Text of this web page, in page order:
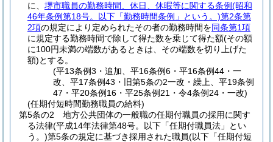
に、 堺市職員の勤務時間、休日、休暇等に関する条例(昭和
46年条例第18号。以下「勤務時間条例」という。)第2条第
2項の規定により定められたその者の勤務時間を同条第1項
に規定する勤務時間で除して得た数を乗じて得た額(その額
に100円未満の端数があるときは、その端数を切り上げた
額)とする。
(平13条例3・追加、平16条例6・平16条例44・一
改、平17条例43・旧第5条の2一改・繰上、平19条例
47・平20条例16・平25条例21・令4条例24・一改)
(任期付短時間勤務職員の給料)
第5条の2
地方公共団体の一般職の任期付職員の採用に関す
る法律(平成14年法律第48号。以下「任期付職員法」とい
う。)第5条の規定に基づき採用された職員(以下「任期付短